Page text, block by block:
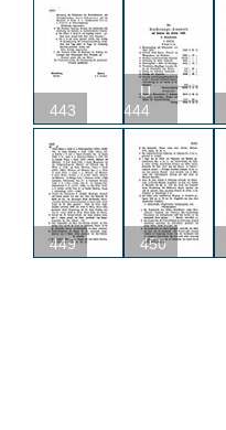
443
U
444
449 450